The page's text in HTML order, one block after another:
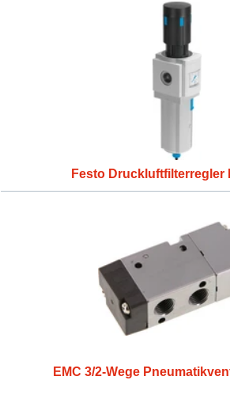
Festo Druckluftfilterregler
EMC 3/2-Wege